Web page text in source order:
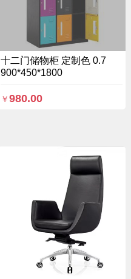
十二门储物柜 定制色 0.7
900*450*1800
￥980.00